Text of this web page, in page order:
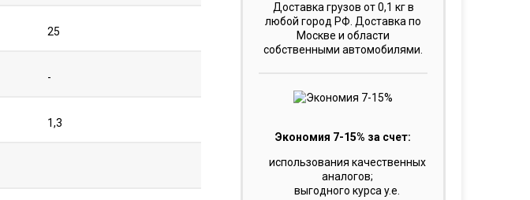
25
-
1,3
Доставка грузов от 0,1 кг в
любой город РФ. Доставка по
Москве и области
собственными автомобилями.
Экономия 7-15% за счет:
использования качественных
аналогов;
выгодного курса y.e.